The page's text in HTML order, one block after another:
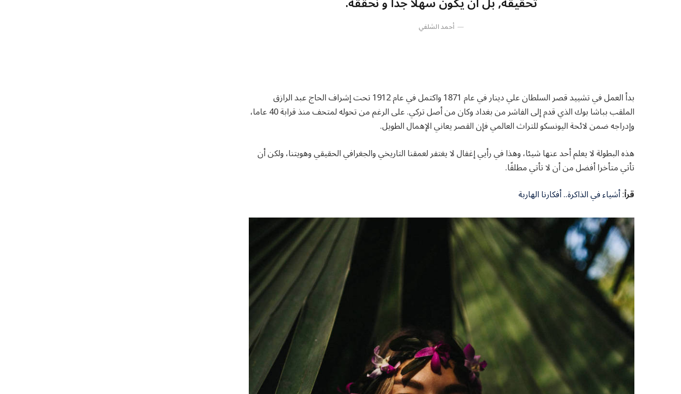
أحمد الشلفي
بدأ العمل في تشييد قصر السلطان علي دينار في عام 1871 واكتمل في عام 1912 تحت إشراف الحاج عبد الرازق
الملقب بباشا بوك الذي قدم إلى الفاشر من بغداد وكان من أصل تركي. على الرغم من تحوله لمتحف منذ قرابة 40 عاما،
وإدراجه ضمن لائحة اليونسكو للتراث العالمي فإن القصر يعاني الإهمال الطويل.
هذه البطولة لا يعلم أحد عنها شيئا، وهذا في رأيي إغفال لا يغتفر لعمقنا التاريخي والجغرافي الحقيقي وهويتنا، ولكن أن
تأتي متأخرا أفضل من أن لا تأتي مطلقًا.
قرأ:أشياء في الذاكرة.. أفكارنا الهاربة